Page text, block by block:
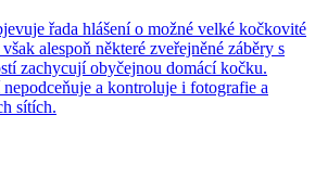
řada hlášení o možné velké kočkovité
alespoň některé zveřejněné záběry s
zachycují obyčejnou domácí kočku.
a kontroluje i fotografie a
sítích.